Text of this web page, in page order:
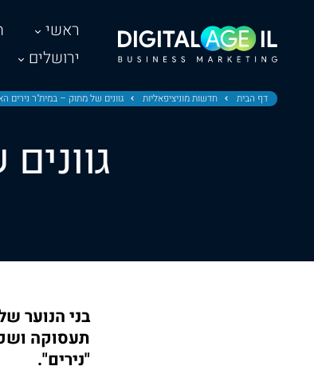
ראשי
ירושלים
דף הבית חדשות מוניציפאליות גוונים של מתוק – במית"ר נירים
בני הנוער
תעסוקה
"נירים".